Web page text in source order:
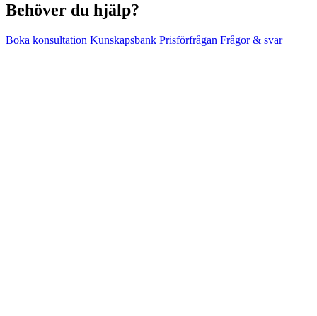
Behöver du hjälp?
Boka konsultation Kunskapsbank Prisförfrågan Frågor & svar